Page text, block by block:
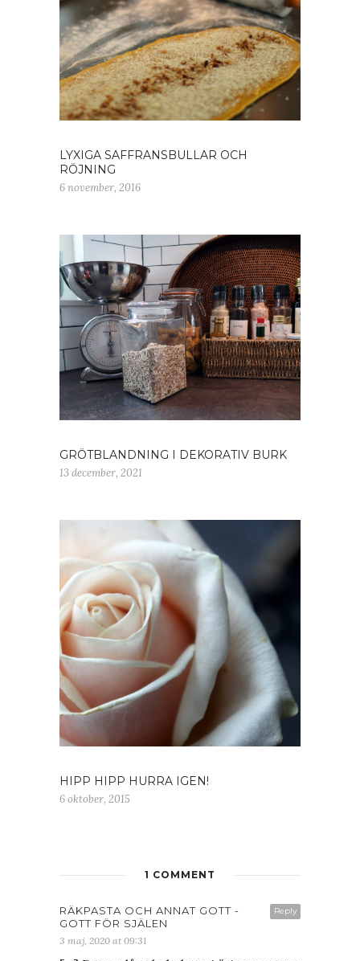
LYXIGA SAFFRANSBULLAR OCH
RÖJNING
6 november, 2016
GRÖTBLANDNING I DEKORATIV BURK
13 december, 2021
HIPP HIPP HURRA IGEN!
6 oktober, 2015
1 COMMENT
Reply
RÄKPASTA OCH ANNAT GOTT -
GOTT FÖR SJÄLEN
3 maj, 2020 at 09:31